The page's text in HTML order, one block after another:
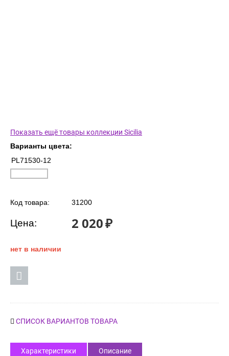
Показать ещё товары коллекции Sicilia
Варианты цвета:
PL71530-12
Код товара: 31200
Цена: 2 020₽
нет в наличии
СПИСОК ВАРИАНТОВ ТОВАРА
Характеристики Описание